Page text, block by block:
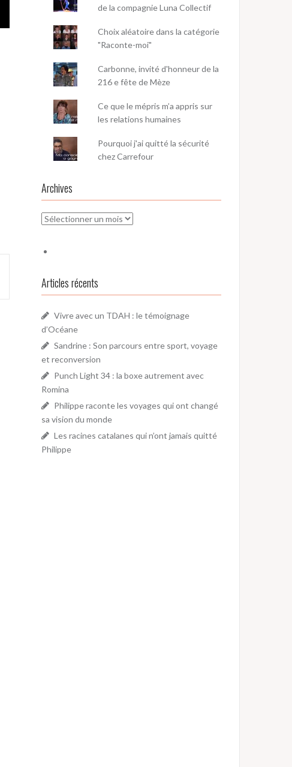
de la compagnie Luna Collectif
Choix aléatoire dans la catégorie
"Raconte-moi"
Carbonne, invité d'honneur de la
216 e fête de Mèze
Ce que le mépris m’a appris sur
les relations humaines
Pourquoi j'ai quitté la sécurité
chez Carrefour
Archives
Archives
Articles récents
Vivre avec un TDAH : le témoignage
d’Océane
Sandrine : Son parcours entre sport, voyage
et reconversion
Punch Light 34 : la boxe autrement avec
Romina
Philippe raconte les voyages qui ont changé
sa vision du monde
Les racines catalanes qui n’ont jamais quitté
Philippe